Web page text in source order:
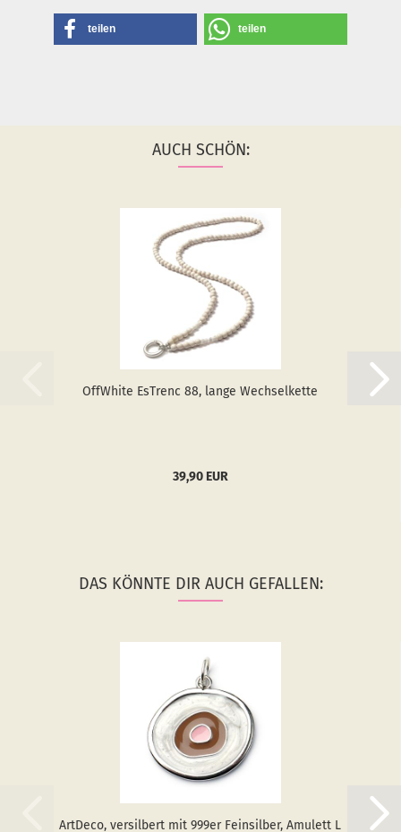
teilen teilen
AUCH SCHÖN:
Off­White Es­T­renc 88, lange Wech­sel­ket­te
39,90 EUR
DAS KÖNNTE DIR AUCH GEFALLEN:
Art­De­co, ver­sil­bert mit 999er Fein­sil­ber, Amu­lett L